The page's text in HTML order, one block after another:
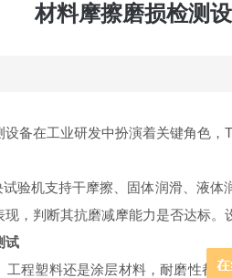
材料摩擦磨损检测
在工业研发中扮演着关键角色，
机支持干摩擦、固体润滑、液体
，判断其抗磨减摩能力是否达标
试
塑料还是涂层材料，耐磨性都是